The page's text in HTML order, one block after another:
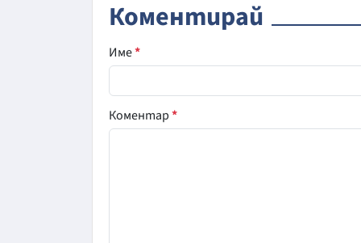
Коментирай
Име*
Коментар*